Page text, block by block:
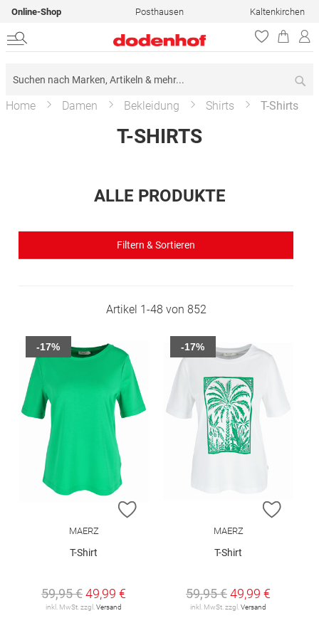
Online-Shop Posthausen Kaltenkirchen
Home Damen Bekleidung Shirts T-Shirts
T-SHIRTS
ALLE PRODUKTE
Filtern & Sortieren
Artikel 1-48 von 852
ZUR WUNSCHLISTE HINZUFÜGEN
MAERZ
T-Shirt
59,95 €49,99 €
inkl. MwSt. zzgl. Versand
-17%
ZUR
MAERZ
T-Shirt
59,95 €49,99 €
inkl. MwSt. zzgl. Versand
-17%